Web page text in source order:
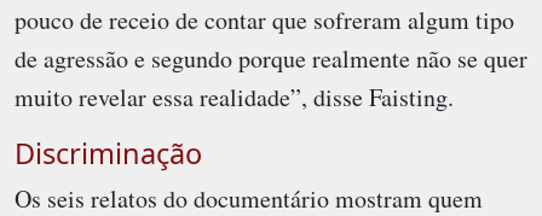
pouco de receio de contar que sofreram algum tipo
de agressão e segundo porque realmente não se quer
muito revelar essa realidade”, disse Faisting.
Discriminação
Os seis relatos do documentário mostram quem